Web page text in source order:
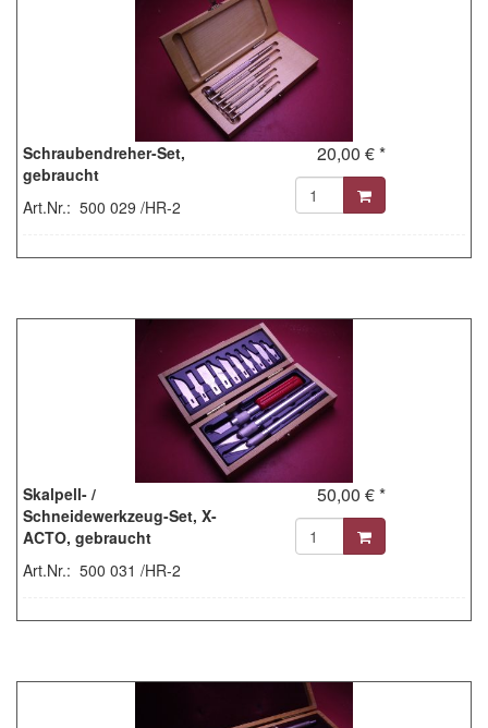
Schraubendreher-Set,
gebraucht
Art.Nr.: 500 029 /HR-2
20,00 € *
Skalpell- /
Schneidewerkzeug-Set, X-
ACTO, gebraucht
Art.Nr.: 500 031 /HR-2
50,00 € *